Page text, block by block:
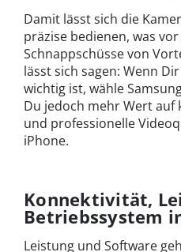
Damit lässt sich die
präzise bedienen, was
Schnappschüsse von
lässt sich sagen: Wenn
wichtig ist, wähle
Du jedoch mehr Wert auf
und professionelle
iPhone.
Konnektivität,
Betriebssystem
Leistung und Software